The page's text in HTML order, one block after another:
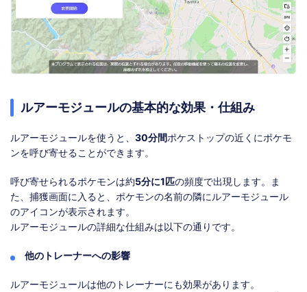
ルアーモジュールの基本的な効果・仕組み
ルアーモジュールを使うと、 30分間ポケストップの近くにポケモ
ンを呼び寄せることができます。
呼び寄せられるポケモンは約5分に1匹の頻度で出現します。ま
た、捕獲画面に入ると、ポケモンの名前の隣にルアーモジュール
のアイコンが表示されます。
ルアーモジュールの詳細な仕組みは以下の通りです。
他のトレーナーへの影響
ルアーモジュールは他のトレーナーにも効果があります。